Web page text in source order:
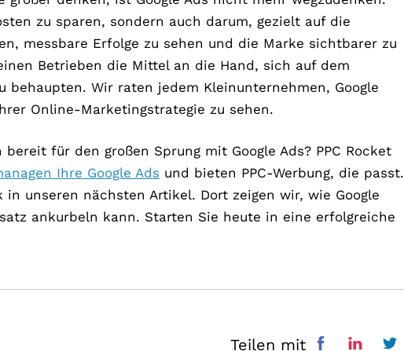
zu sparen, sondern auch darum, gezielt auf die
messbare Erfolge zu sehen und die Marke sichtbarer zu
Betrieben die Mittel an die Hand, sich auf dem
behaupten. Wir raten jedem Kleinunternehmen, Google
Online-Marketingstrategie zu sehen.
für den großen Sprung mit Google Ads? PPC Rocket
Ihre Google Ads und bieten PPC-Werbung, die passt.
unseren nächsten Artikel. Dort zeigen wir, wie Google
ankurbeln kann. Starten Sie heute in eine erfolgreiche
Teilen mit